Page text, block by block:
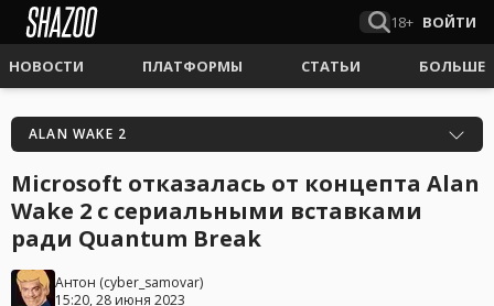
18+ ВОЙТИ
НОВОСТИ ПЛАТФОРМЫ СТАТЬИ БОЛЬШЕ
ALAN WAKE 2
Microsoft отказалась от концепта Alan
Wake 2 с сериальными вставками
ради Quantum Break
Антон (cyber_samovar)
15:20, 28 июня 2023